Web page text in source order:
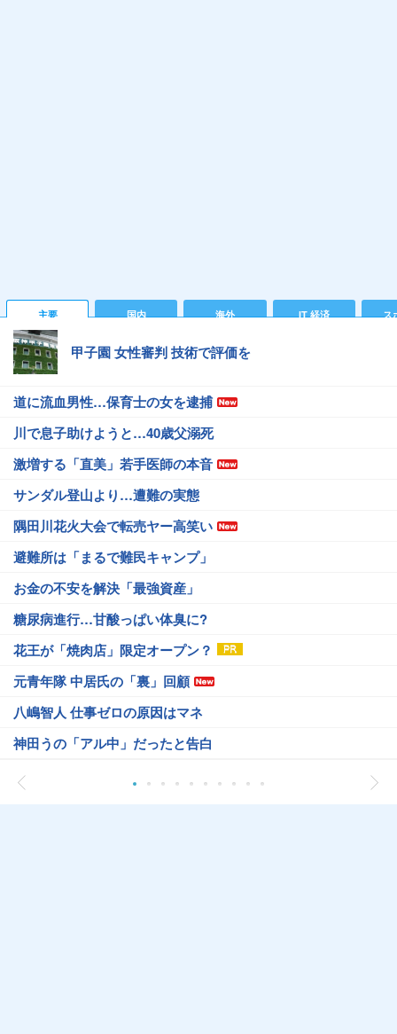
主要 国内 海外 IT 経済 ス
甲子園 女性審判 技術で評価を
道に流血男性…保育士の女を逮捕
川で息子助けようと…40歳父溺死
激増する「直美」若手医師の本音
サンダル登山より…遭難の実態
隅田川花火大会で転売ヤー高笑い
避難所は「まるで難民キャンプ」
お金の不安を解決「最強資産」
糖尿病進行…甘酸っぱい体臭に?
花王が「焼肉店」限定オープン？
元青年隊 中居氏の「裏」回顧
八嶋智人 仕事ゼロの原因はマネ
神田うの「アル中」だったと告白